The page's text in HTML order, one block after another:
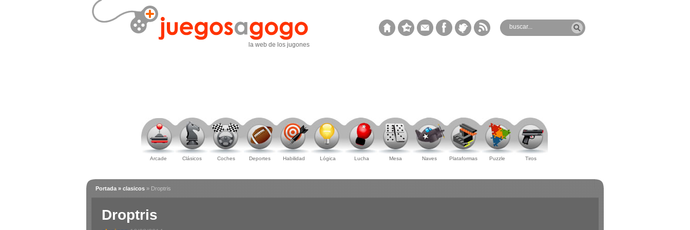
la web de los jugones
Arcade Clásicos Coches Deportes Habilidad Lógica Lucha Mesa Naves Plataformas Puzzle Tiros
Portada » clasicos » Droptris
Droptris